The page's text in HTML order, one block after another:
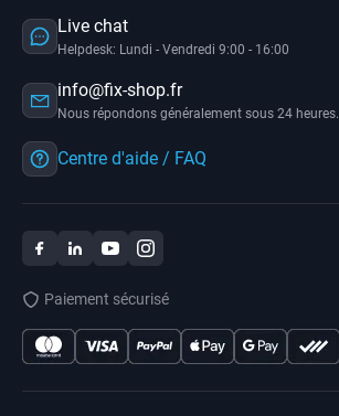
Live chat
Helpdesk: Lundi - Vendredi 9:00 - 16:00
info@fix-shop.fr
Nous répondons généralement sous 24 heures.
Centre d'aide / FAQ
Paiement sécurisé